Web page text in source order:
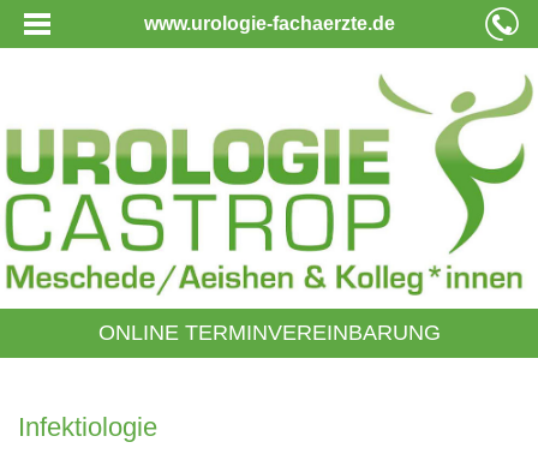
www.urologie-fachaerzte.de
ONLINE TERMINVEREINBARUNG
Infektiologie